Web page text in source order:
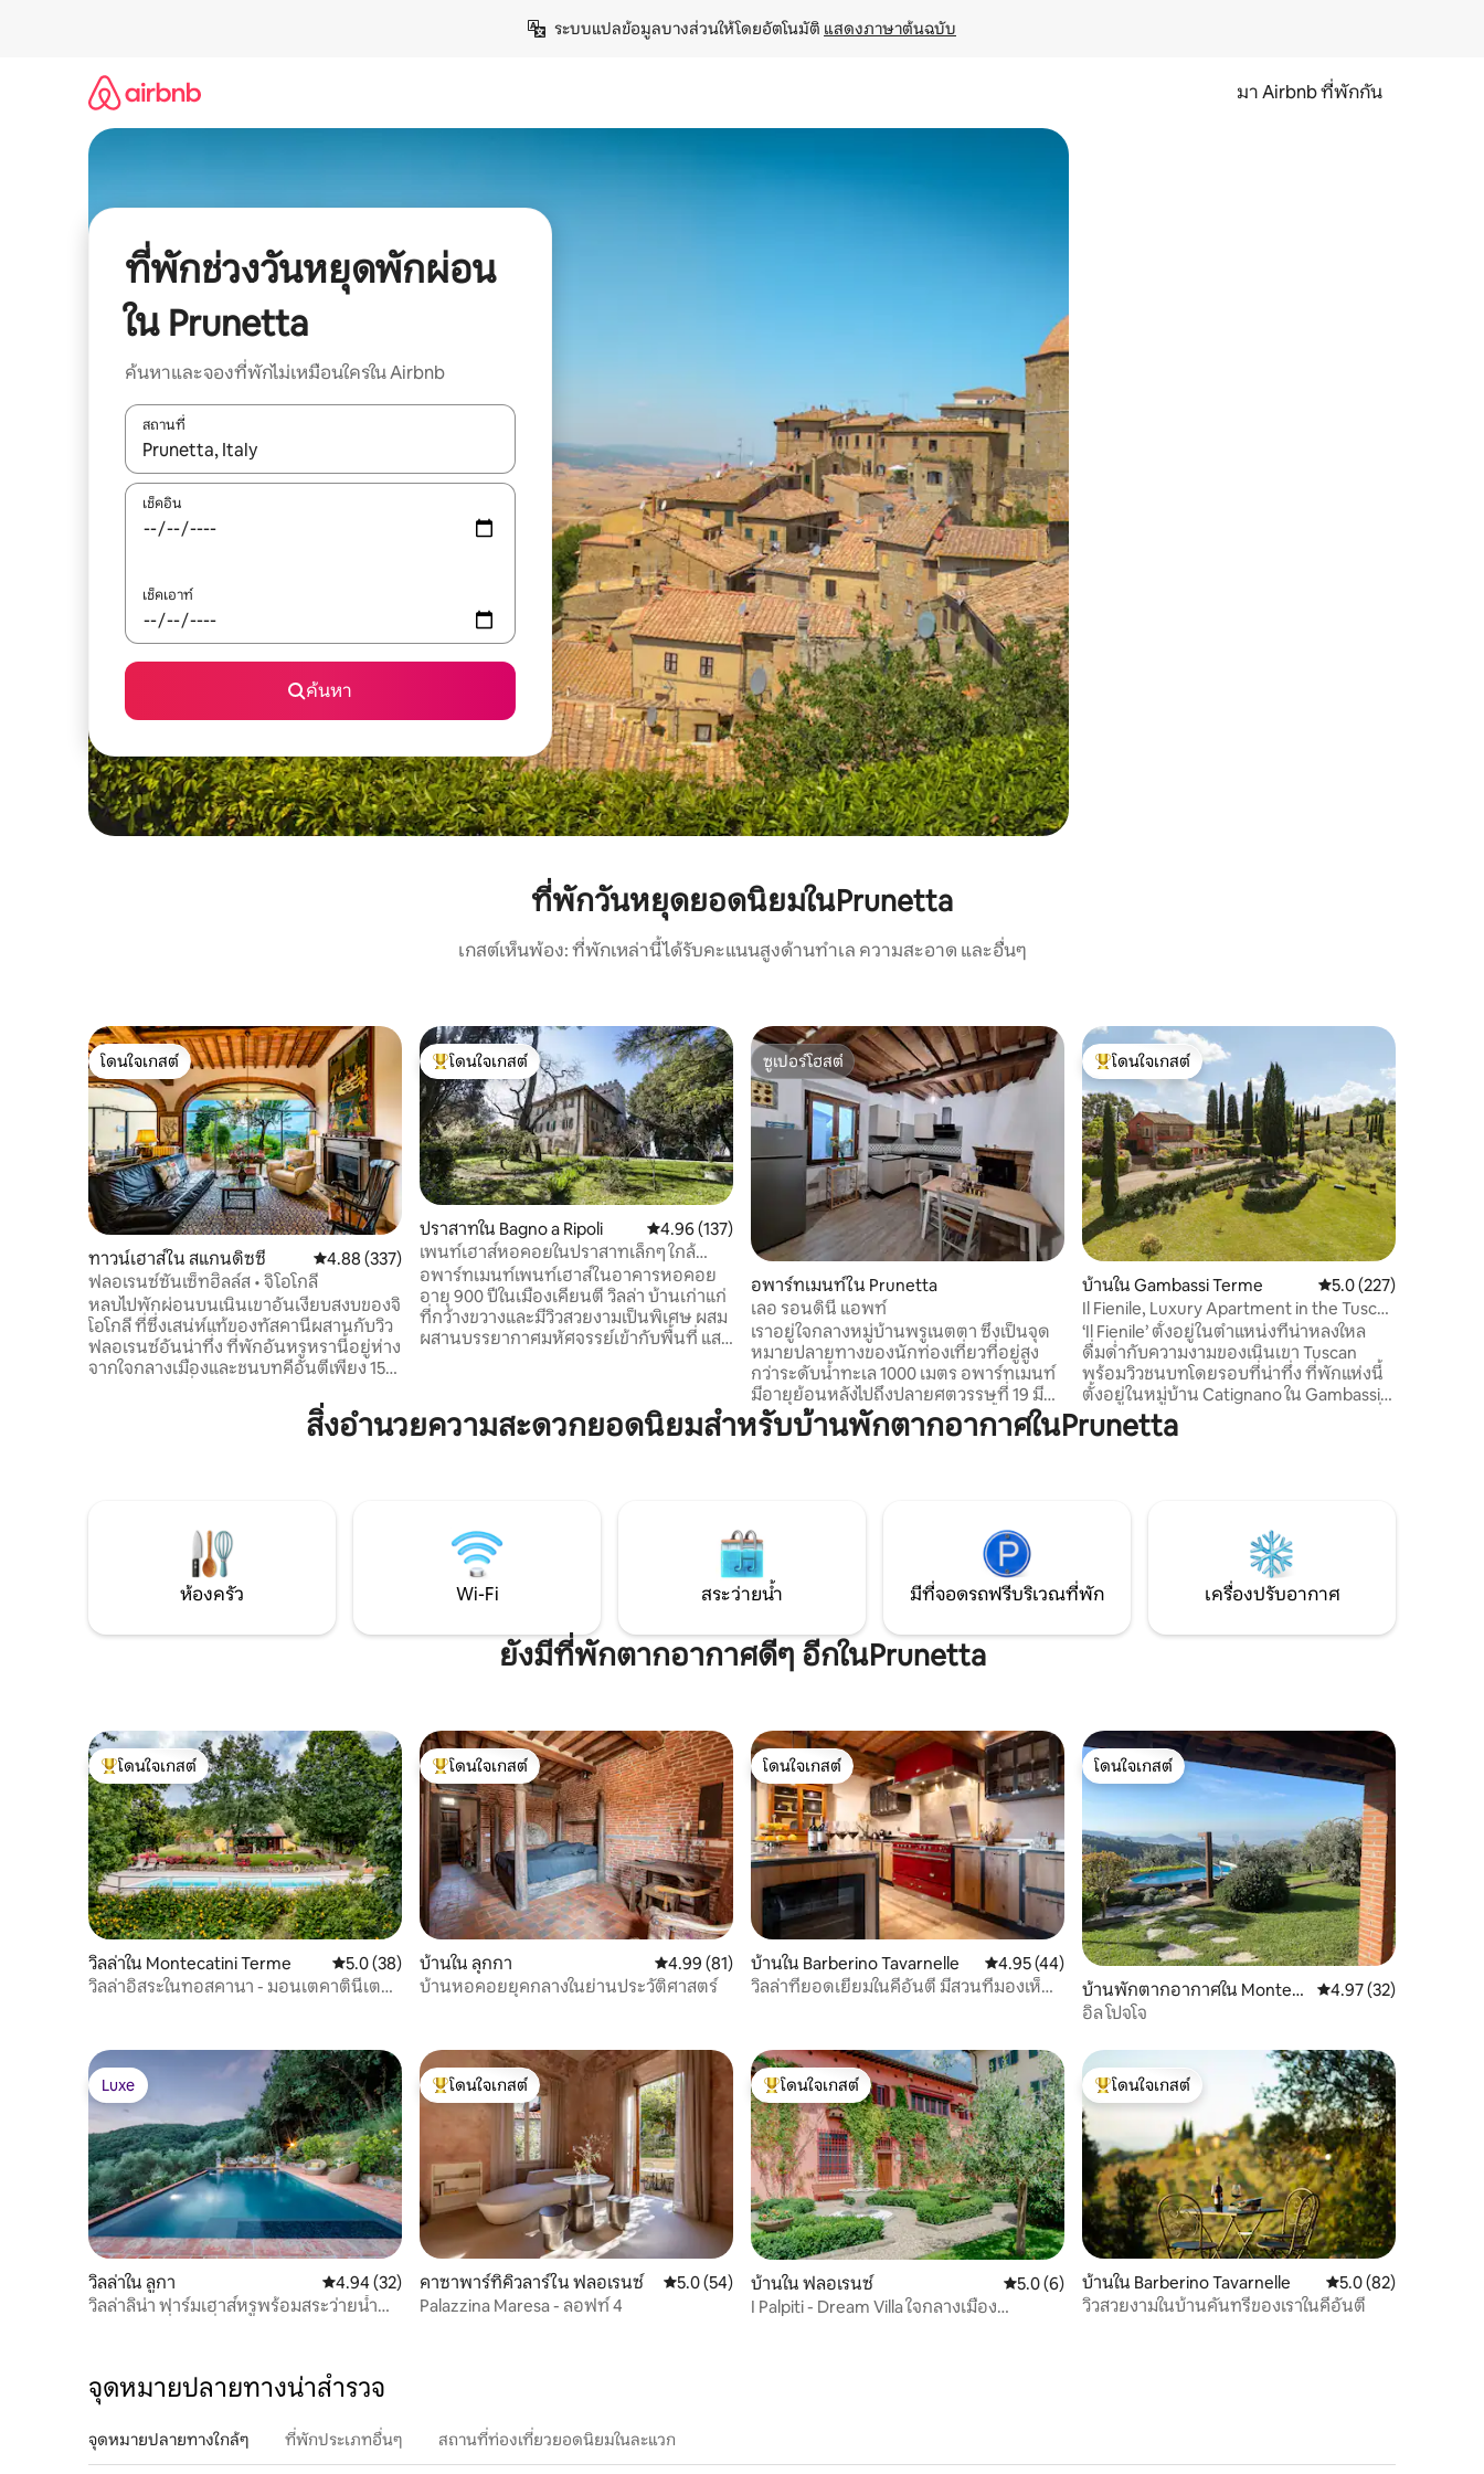
ระบบแปลข้อมูลบางส่วนให้โดยอัตโนมัติ แสดงภาษาต้นฉบับ
มา Airbnb ที่พักกัน
ที่พักช่วงวันหยุดพักผ่อน
ใน Prunetta
ค้นหาและจองที่พักไม่เหมือนใครใน Airbnb
สถานที่
ใช้ลูกศรขึ้นลง หรือใช้การสัมผัสหรือปัด เพื่อสำรวจผลการค้นหา
เช็คอิน
เช็คเอาท์
ค้นหา
ที่พักวันหยุดยอดนิยมในPrunetta
เกสต์เห็นพ้อง: ที่พักเหล่านี้ได้รับคะแนนสูงด้านทำเล ความสะอาด และอื่นๆ
โดนใจเกสต์
โดนใจเกสต์
ทาวน์เฮาส์ใน สแกนดิซซี คะแนนเฉลี่ย 4.88 จาก 5, 337 รีวิว
4.88 (337)
ฟลอเรนซ์ซันเซ็ทฮิลล์ส • จิโอโกลี
หลบไปพักผ่อนบนเนินเขาอันเงียบสงบของจิ
โอโกลี ที่ซึ่งเสน่ห์แท้ของทัสคานีผสานกับวิว
ฟลอเรนซ์อันน่าทึ่ง ที่พักอันหรูหรานี้อยู่ห่าง
จากใจกลางเมืองและชนบทคีอันตีเพียง 15
รสำรวจทัสคานี พร้อมเพลิดเพลินกับยามเช้า
อันเงียบสงบ พระอาทิตย์ตกดินที่น่าจดจำ
มองหาความสะดวกสบาย ความเงียบสงบ
และประสบการณ์แบบตุสคานอย่างแท้จริง
โดนใจเกสต์ที่สุด
โดนใจเกสต์
ปราสาทใน Bagno a Ripoli คะแนนเฉลี่ย 4.96 จาก 5, 137 รีวิว
4.96 (137)
เพนท์เฮาส์หอคอยในปราสาทเล็กๆ ใกล้
ฟลอเรนซ์
อพาร์ทเมนท์เพนท์เฮาส์ในอาคารหอคอย
อายุ 900 ปีในเมืองเคียนตี วิลล่า บ้านเก่าแก่
ที่กว้างขวางและมีวิวสวยงามเป็นพิเศษ ผสม
ผสานบรรยากาศมหัศจรรย์เข้ากับพื้นที่ แสง
เหมือนภาพวาด พื้นที่ส่วนตัวที่เต็มไปด้วย
แสงแดด ทำเลที่สมบูรณ์แบบสำหรับการเข้า
เห็นฟลอเรนซ์
ซูเปอร์โฮสต์
ซูเปอร์โฮสต์
อพาร์ทเมนท์ใน Prunetta
เลอ รอนดินี แอพท์
เราอยู่ใจกลางหมู่บ้านพรูเนตตา ซึ่งเป็นจุด
หมายปลายทางของนักท่องเที่ยวที่อยู่สูง
กว่าระดับน้ำทะเล 1000 เมตร อพาร์ทเมนท์
มีอายุย้อนหลังไปถึงปลายศตวรรษที่ 19 มี
คานไม้ ผนังหิน และเพดานพร้อมชั้นลอยดิน
เผา คุณจะเข้าถึงห้องครัว/ห้องนั่งเล่นที่มี
ศิลปะหลักหรือสำรวจภูเขาพิสโตยาอาเบโต
เน่ คูติเลียโน ทะเลสาบสกาไฟโอลโล
โดนใจเกสต์ที่สุด
โดนใจเกสต์
บ้านใน Gambassi Terme คะแนนเฉลี่ย 5.0 จาก
5.0 (227)
Il Fienile, Luxury Apartment in the Tuscan
Hills
‘Il Fienile’ ตั้งอยู่ในตำแหน่งที่น่าหลงใหล
ดื่มด่ำกับความงามของเนินเขา Tuscan
พร้อมวิวชนบทโดยรอบที่น่าทึ่ง ที่พักแห่งนี้
ตั้งอยู่ในหมู่บ้าน Catignano ใน Gambassi
Terme ห่างจาก San Gimignano เพียงไม่กี่
กิโลเมตร บ้านหลังนี้ตั้งอยู่ในโอเอซิสที่ได้รับ
อยู่ ประสบการณ์ที่ไม่เหมือนใครที่จะ
เพลิดเพลินไปกับทั้งหมด
สิ่งอำนวยความสะดวกยอดนิยมสำหรับบ้านพักตากอากาศในPrunetta
ห้องครัว Wi-Fi สระว่ายน้ำ มีที่จอดรถฟรีบริเวณที่พัก เครื่องปรับอากาศ
ยังมีที่พักตากอากาศดีๆ อีกในPrunetta
โดนใจเกสต์ที่สุด
โดนใจเกสต์
วิลล่าใน Montecatini Terme คะแนนเฉลี่ย 5.0 จาก 5, 38 รีวิว
5.0 (38)
วิลล่าอิสระในทอสคานา - มอนเตคาตินีเตอร์
โดนใจเกสต์ที่สุด
โดนใจเกสต์
บ้านใน ลุกกา คะแนนเฉลี่ย 4.99 จาก 5, 81 รีวิว
4.99 (81)
บ้านหอคอยยุคกลางในย่านประวัติศาสตร์
โดนใจเกสต์
โดนใจเกสต์
บ้านใน Barberino Tavarnelle คะแนนเฉลี่ย 4.95 จาก 5, 44 รีวิว
4.95 (44)
วิลล่าที่ยอดเยี่ยมในคีอันตี มีสวนที่มองเห็น
โดนใจเกสต์
โดนใจเกสต์
บ้านพักตากอากาศใน Montec
atini Terme
คะแนนเฉลี่ย 4.97 จาก
4.97 (32)
อิล โปจโจ
Luxe
Luxe
วิลล่าใน ลูกา คะแนนเฉลี่ย 4.94 จาก 5, 32 รีวิว
4.94 (32)
วิลล่าลิน่า ฟาร์มเฮาส์หรูพร้อมสระว่ายน้ำ
โดนใจเกสต์ที่สุด
โดนใจเกสต์
คาซาพาร์ทิคิวลาร์ใน ฟลอเรนซ์ คะแนนเฉลี่ย 5.0 จาก 5, 54 รีวิว
5.0 (54)
Palazzina Maresa - ลอฟท์ 4
โดนใจเกสต์ที่สุด
โดนใจเกสต์
บ้านใน ฟลอเรนซ์ คะแนนเฉลี่ย 5.0 จาก 5, 6 รีวิว
5.0 (6)
I Palpiti - Dream Villa ใจกลางเมือง
โดนใจเกสต์ที่สุด
โดนใจเกสต์
บ้านใน Barberino Tavarnelle คะแนนเฉลี่ย 5.0 จาก
5.0 (82)
วิวสวยงามในบ้านคันทรีของเราในคีอันตี
จุดหมายปลายทางน่าสำรวจ
จุดหมายปลายทางใกล้ๆ ที่พักประเภทอื่นๆ สถานที่ท่องเที่ยวยอดนิยมในละแวก